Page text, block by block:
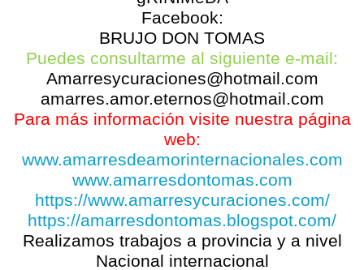
Facebook:
BRUJO DON TOMAS
Puedes consultarme al siguiente e-mail:
Amarresycuraciones@hotmail.com
amarres.amor.eternos@hotmail.com
Para más información visite nuestra página
web:
www.amarresdeamorinternacionales.com
www.amarresdontomas.com
https://www.amarresycuraciones.com/
https://amarresdontomas.blogspot.com/
Realizamos trabajos a provincia y a nivel
Nacional internacional